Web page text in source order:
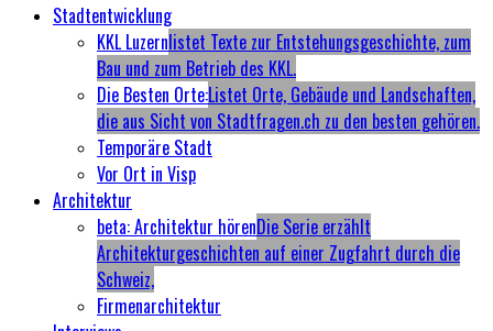
PrimaryStadtentwicklung
KKL Luzernlistet Texte zur Entstehungsgeschichte, zum
Bau und zum Betrieb des KKL.
Die Besten Orte:Listet Orte, Gebäude und Landschaften,
die aus Sicht von Stadtfragen.ch zu den besten gehören.
Temporäre Stadt
Vor Ort in Visp
Architektur
beta: Architektur hörenDie Serie erzählt
Architekturgeschichten auf einer Zugfahrt durch die
Schweiz,
Firmenarchitektur